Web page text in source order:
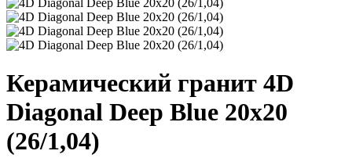
Керамический гранит 4D
Diagonal Deep Blue 20х20
(26/1,04)